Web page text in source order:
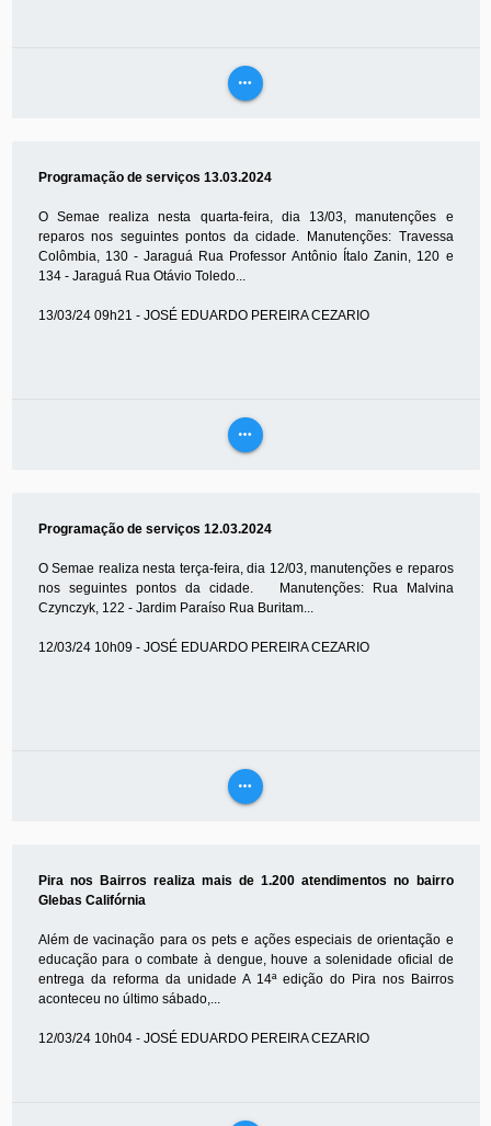
more_horiz
Programação de serviços 13.03.2024
O Semae realiza nesta quarta-feira, dia 13/03, manutenções e
reparos nos seguintes pontos da cidade. Manutenções: Travessa
Colômbia, 130 - Jaraguá Rua Professor Antônio Ítalo Zanin, 120 e
134 - Jaraguá Rua Otávio Toledo...
13/03/24 09h21 - JOSÉ EDUARDO PEREIRA CEZARIO
more_horiz
Programação de serviços 12.03.2024
O Semae realiza nesta terça-feira, dia 12/03, manutenções e reparos
nos seguintes pontos da cidade. Manutenções: Rua Malvina
Czynczyk, 122 - Jardim Paraíso Rua Buritam...
12/03/24 10h09 - JOSÉ EDUARDO PEREIRA CEZARIO
more_horiz
Pira nos Bairros realiza mais de 1.200 atendimentos no bairro
Glebas Califórnia
Além de vacinação para os pets e ações especiais de orientação e
educação para o combate à dengue, houve a solenidade oficial de
entrega da reforma da unidade A 14ª edição do Pira nos Bairros
aconteceu no último sábado,...
12/03/24 10h04 - JOSÉ EDUARDO PEREIRA CEZARIO